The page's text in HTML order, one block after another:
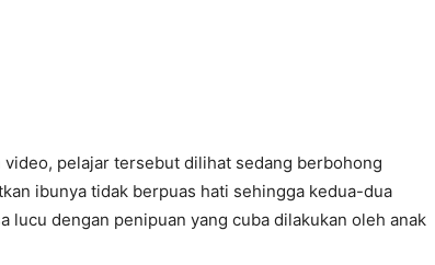
pelajar tersebut dilihat sedang berbohong
ibunya tidak berpuas hati sehingga kedua-dua
lucu dengan penipuan yang cuba dilakukan oleh anak